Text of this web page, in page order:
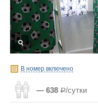
В номер включено
— 638 Р/сутки